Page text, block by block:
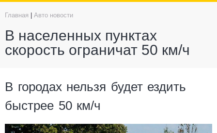
Главная Авто новости
В населенных пунктах
скорость ограничат 50 км/ч
В городах нельзя будет ездить
быстрее 50 км/ч